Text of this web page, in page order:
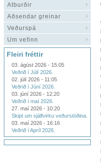
Atburðir
Aðsendar greinar
Veðurspá
Um vefinn
Fleiri fréttir
03. ágúst 2026 - 15:05
Veðrið í Júlí 2026.
02. júlí 2026 - 11:05
Veðrið í Júní 2026.
03. júní 2026 - 12:20
Veðrið í maí 2026.
27. maí 2026 - 10:20
Skipt um sjálfvirku veðurstöðina.
03. maí 2026 - 16:16
Veðrið í Apríl 2026.